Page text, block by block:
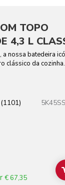
TOPO
4,3 L
nossa batedeira
clássico da cozinha.
(1101)
€ 67,35